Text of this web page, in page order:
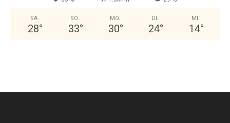
SA.
28°
SO.
33°
MO.
30°
DI.
24°
MI.
14°